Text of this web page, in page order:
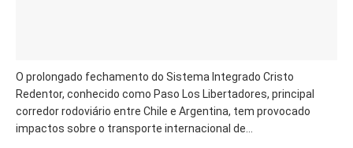
O prolongado fechamento do Sistema Integrado Cristo
Redentor, conhecido como Paso Los Libertadores, principal
corredor rodoviário entre Chile e Argentina, tem provocado
impactos sobre o transporte internacional de...